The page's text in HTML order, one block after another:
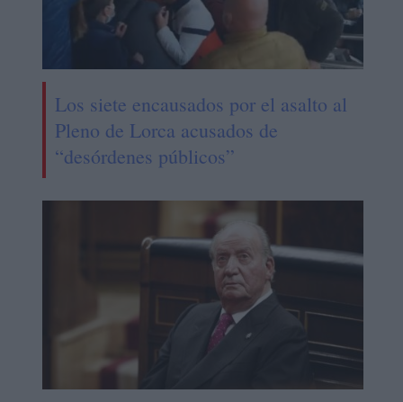
Los siete encausados por el asalto al
Pleno de Lorca acusados de
“desórdenes públicos”